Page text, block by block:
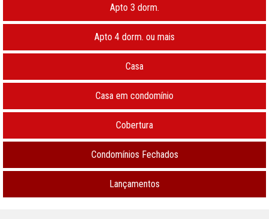
Apto 3 dorm.
Apto 4 dorm. ou mais
Casa
Casa em condomínio
Cobertura
Condomínios Fechados
Lançamentos